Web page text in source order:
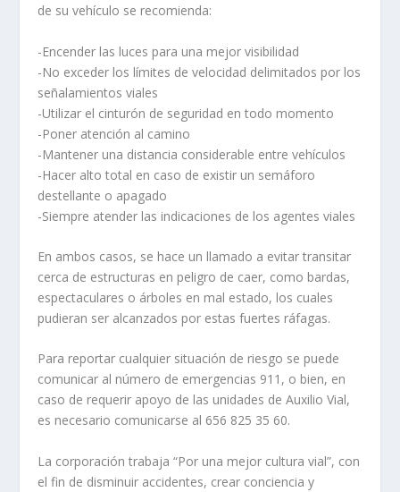
de su vehículo se recomienda:
-Encender las luces para una mejor visibilidad
-No exceder los límites de velocidad delimitados por los
señalamientos viales
-Utilizar el cinturón de seguridad en todo momento
-Poner atención al camino
-Mantener una distancia considerable entre vehículos
-Hacer alto total en caso de existir un semáforo
destellante o apagado
-Siempre atender las indicaciones de los agentes viales
En ambos casos, se hace un llamado a evitar transitar
cerca de estructuras en peligro de caer, como bardas,
espectaculares o árboles en mal estado, los cuales
pudieran ser alcanzados por estas fuertes ráfagas.
Para reportar cualquier situación de riesgo se puede
comunicar al número de emergencias 911, o bien, en
caso de requerir apoyo de las unidades de Auxilio Vial,
es necesario comunicarse al 656 825 35 60.‬‬‬‬
La corporación trabaja “Por una mejor cultura vial”, con
el fin de disminuir accidentes, crear conciencia y